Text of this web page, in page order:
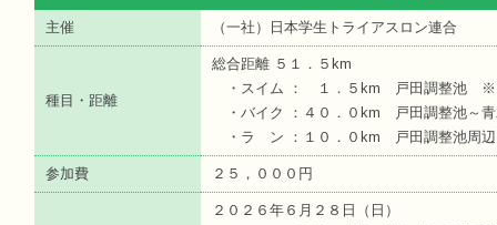
主催 （一社）日本学生トライアスロン連合
種目・距離
総合距離 ５１．５km
・スイム ： １．５km 戸田調整池 ※
・バイク ：４０．０km 戸田調整池～青
・ラ ン ：１０．０km 戸田調整池周辺
参加費 ２５，０００円
２０２６年６月２８日（日）